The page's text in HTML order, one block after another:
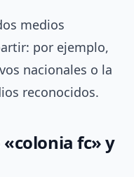
medios
por ejemplo,
nacionales o la
reconocidos.
fc» y